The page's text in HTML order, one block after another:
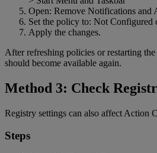
Open: Remove Notifications and
Set the policy to: Not Configured
Apply the changes.
After refreshing policies or restarting
should become available again.
Method 3: Check
Registry settings can also affect Action
Steps